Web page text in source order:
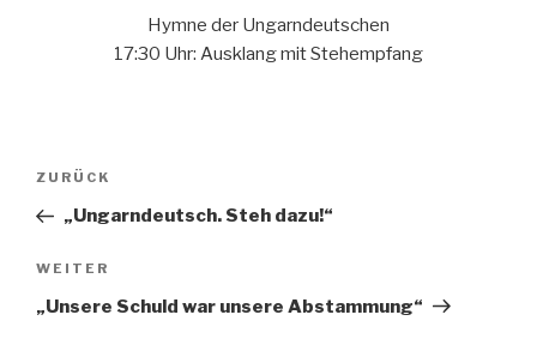
Hymne der Ungarndeutschen
17:30 Uhr: Ausklang mit Stehempfang
Beitragsnavigation
Vorheriger
Beitrag
ZURÜCK
„Ungarndeutsch. Steh dazu!“
Nächster
Beitrag
WEITER
„Unsere Schuld war unsere Abstammung“